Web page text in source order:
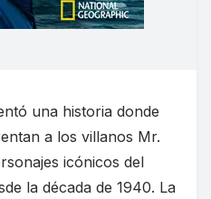
una historia donde
a los villanos Mr.
icónicos del
la década de 1940. La